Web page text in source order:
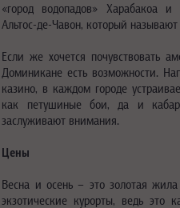
«город водопадов» Харабакоа
Альтос-де-Чавон, который
Если же хочется почувствовать
Доминикане есть возможности.
казино, в каждом городе
как петушиные бои, да и
заслуживают внимания.
Цены
Весна и осень – это золотая
экзотические курорты, ведь это